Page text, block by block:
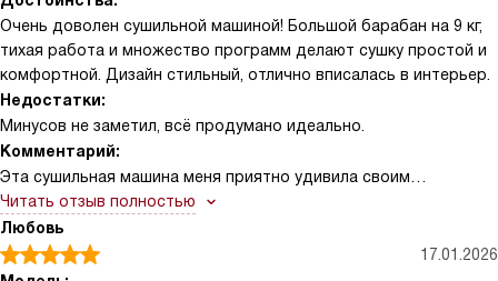
Очень доволен сушильной машиной! Большой барабан на 9 кг,
тихая работа и множество программ делают сушку простой и
комфортной. Дизайн стильный, отлично вписалась в интерьер.
Недостатки:
Минусов не заметил, всё продумано идеально.
Комментарий:
Эта сушильная машина меня приятно удивила своим
функционалом и удобством. Во-первых, большой фронтальный
барабан из нержавеющей стали вместимостью 9 кг позволяет
сушить сразу много вещей, что экономит время. Мне
понравилась технология конденсационной сушки с тепловой
Читать отзыв полностью
Любовь
17.01.2026